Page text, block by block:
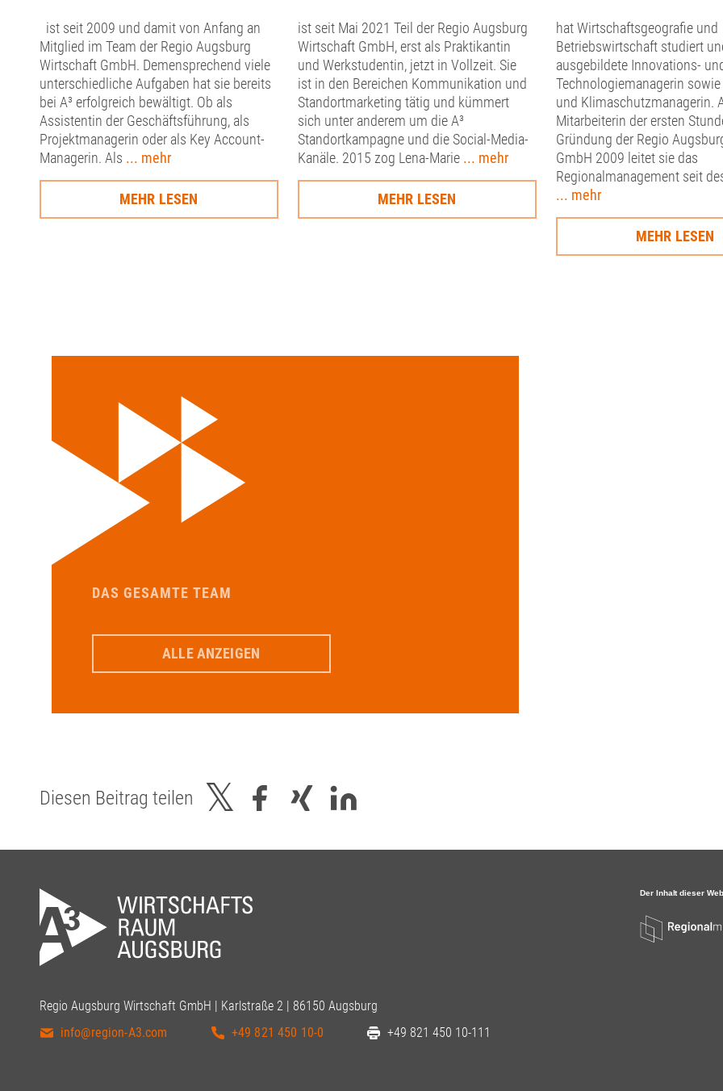
ist seit 2009 und damit von Anfang an
Mitglied im Team der Regio Augsburg
Wirtschaft GmbH. Demensprechend viele
unterschiedliche Aufgaben hat sie bereits
bei A³ erfolgreich bewältigt. Ob als
Assistentin der Geschäftsführung, als
Projektmanagerin oder als Key Account-
Managerin. Als ... mehr
MEHR LESEN
ist seit Mai 2021 Teil der Regio Augsburg
Wirtschaft GmbH, erst als Praktikantin
und Werkstudentin, jetzt in Vollzeit. Sie
ist in den Bereichen Kommunikation und
Standortmarketing tätig und kümmert
sich unter anderem um die A³
Standortkampagne und die Social-Media-
Kanäle. 2015 zog Lena-Marie ... mehr
MEHR LESEN
hat Wirtschaftsgeografie und
Betriebswirtschaft studiert
ausgebildete Innovations-
Technologiemanagerin
und Klimaschutzmanagerin.
Mitarbeiterin der ersten
Gründung der Regio
GmbH 2009 leitet sie das
Regionalmanagement seit
... mehr
MEHR LESEN
DAS GESAMTE TEAM
ALLE ANZEIGEN
Diesen Beitrag teilen
Regio Augsburg Wirtschaft GmbH | Karlstraße 2 | 86150 Augsburg
info@region-A3.com
+49 821 450 10-0 +49 821 450 10-111